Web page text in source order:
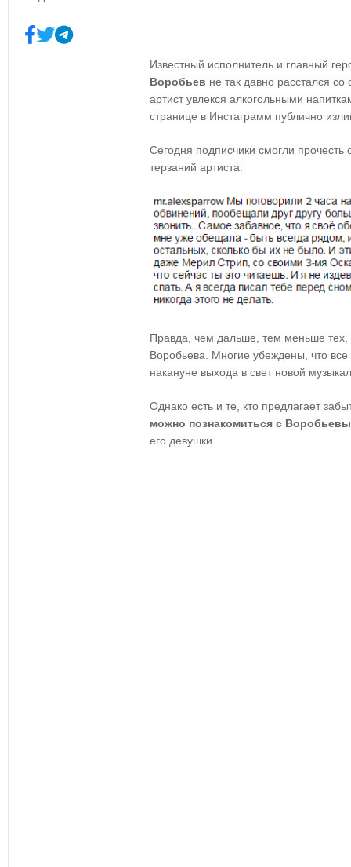
Известный исполнитель и главный
Воробьев не так давно расстался
артист увлекся алкогольными
странице в Инстаграмм публично
Сегодня подписчики смогли
терзаний артиста.
Правда, чем дальше, тем меньше тех,
Воробьева. Многие убеждены, что
накануне выхода в свет новой
Однако есть и те, кто предлагает
можно познакомиться с
его девушки.